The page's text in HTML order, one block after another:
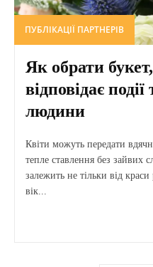
ПУБЛІКАЦІЇ ПАРТНЕРІВ
Як обрати
відповідає
людини
Квіти можуть передати
тепле ставлення без зайвих
залежить не тільки від
вік...